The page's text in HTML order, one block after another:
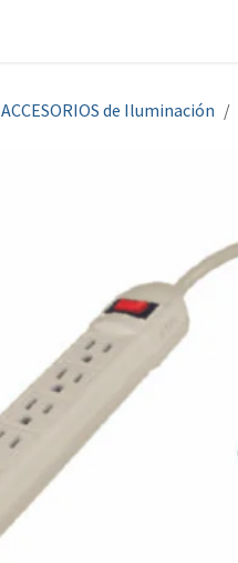
ACCESORIOS de Iluminación